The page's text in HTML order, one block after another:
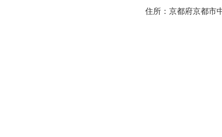
住所：京都府京都市